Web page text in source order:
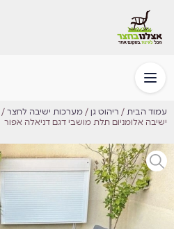
עמוד הבית / ריהוט גן / מערכות ישיבה לחצר /
ישיבה אלומניום תלת מושבי דגם דניאלה אפור